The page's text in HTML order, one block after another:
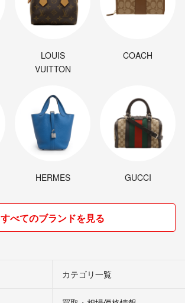
LOUIS
VUITTON
COACH
HERMES GUCCI
すべてのブランドを見る
カテゴリ一覧